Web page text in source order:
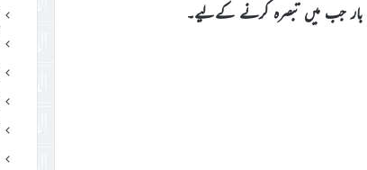
بار جب میں تبصرہ کرنے کےلیے۔